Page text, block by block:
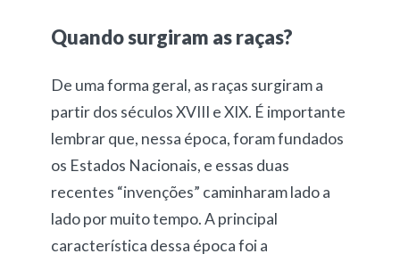
Quando surgiram as raças?
De uma forma geral, as raças surgiram a
partir dos séculos XVIII e XIX. É importante
lembrar que, nessa época, foram fundados
os Estados Nacionais, e essas duas
recentes “invenções” caminharam lado a
lado por muito tempo. A principal
característica dessa época foi a